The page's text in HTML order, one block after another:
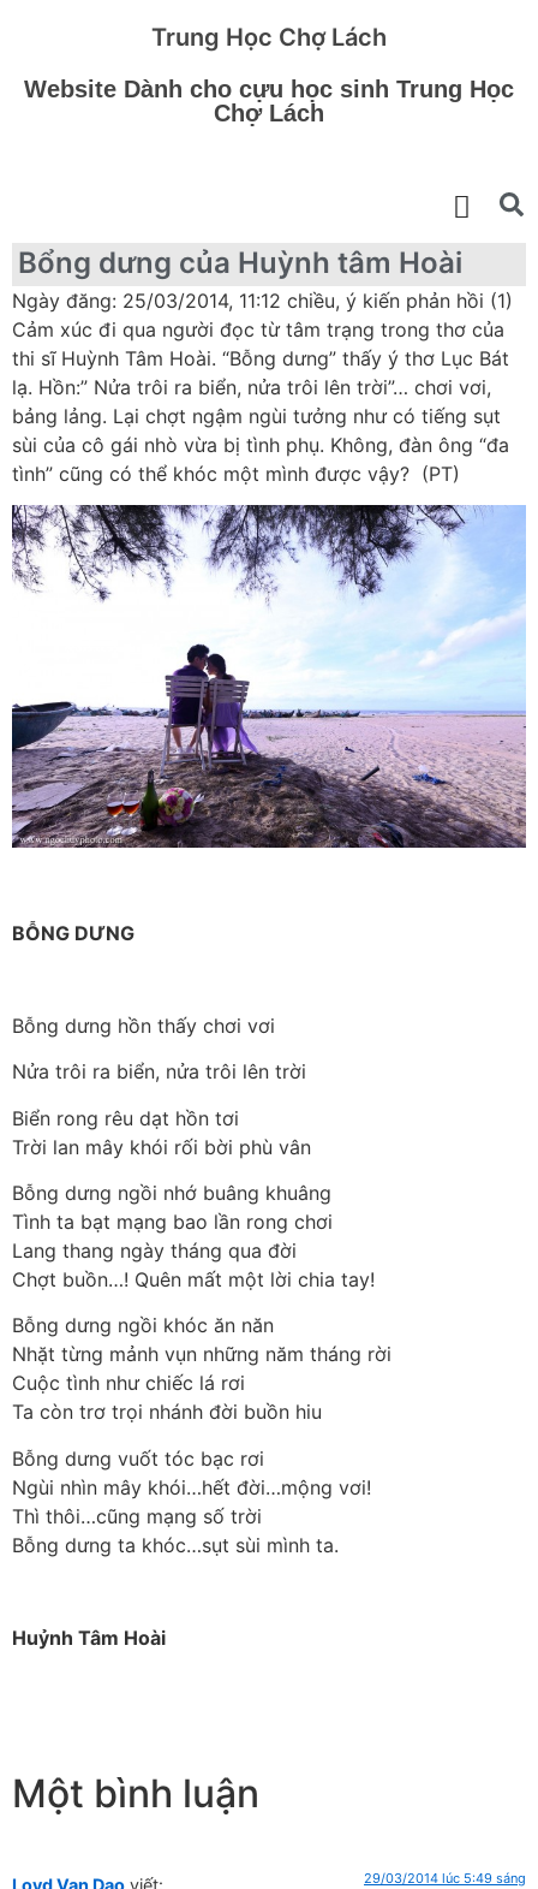
Trung Học Chợ Lách
Website Dành cho cựu học sinh Trung Học
Chợ Lách
Bổng dưng của Huỳnh tâm Hoài
Ngày đăng: 25/03/2014, 11:12 chiều, ý kiến phản hồi (1)
Cảm xúc đi qua người đọc từ tâm trạng trong thơ của
thi sĩ Huỳnh Tâm Hoài. “Bỗng dưng” thấy ý thơ Lục Bát
lạ. Hồn:” Nửa trôi ra biển, nửa trôi lên trời”… chơi vơi,
bảng lảng. Lại chợt ngậm ngùi tưởng như có tiếng sụt
sùi của cô gái nhò vừa bị tình phụ. Không, đàn ông “đa
tình” cũng có thể khóc một mình được vậy? (PT)
BỖNG DƯNG
Bỗng dưng hồn thấy chơi vơi
Nửa trôi ra biển, nửa trôi lên trời
Biển rong rêu dạt hồn tơi
Trời lan mây khói rối bời phù vân
Bỗng dưng ngồi nhớ buâng khuâng
Tình ta bạt mạng bao lần rong chơi
Lang thang ngày tháng qua đời
Chợt buồn…! Quên mất một lời chia tay!
Bỗng dưng ngồi khóc ăn năn
Nhặt từng mảnh vụn những năm tháng rời
Cuộc tình như chiếc lá rơi
Ta còn trơ trọi nhánh đời buồn hiu
Bỗng dưng vuốt tóc bạc rơi
Ngùi nhìn mây khói…hết đời…mộng vơi!
Thì thôi…cũng mạng số trời
Bỗng dưng ta khóc…sụt sùi mình ta.
Huỷnh Tâm Hoài
Một bình luận
Loyd Van Dao viết: 29/03/2014 lúc 5:49 sáng